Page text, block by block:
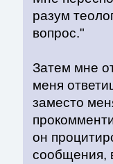
разум
вопрос."
Затем мне
меня
заместо
он
сообщения,